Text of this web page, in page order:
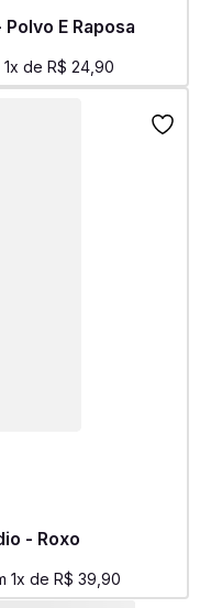
E Raposa
1x de R$ 24 90
- Roxo
1x de R$ 39 90